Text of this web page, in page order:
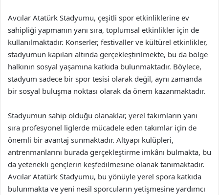
Avcılar Atatürk Stadyumu, çeşitli spor etkinliklerine ev
sahipliği yapmanın yanı sıra, toplumsal etkinlikler için de
kullanılmaktadır. Konserler, festivaller ve kültürel etkinlikler,
stadyumun kapıları altında gerçekleştirilmekte, bu da bölge
halkının sosyal yaşamına katkıda bulunmaktadır. Böylece,
stadyum sadece bir spor tesisi olarak değil, aynı zamanda
bir sosyal buluşma noktası olarak da önem kazanmaktadır.
Stadyumun sahip olduğu olanaklar, yerel takımların yanı
sıra profesyonel liglerde mücadele eden takımlar için de
önemli bir avantaj sunmaktadır. Altyapı kulüpleri,
antrenmanlarını burada gerçekleştirme imkânı bulmakta, bu
da yetenekli gençlerin keşfedilmesine olanak tanımaktadır.
Avcılar Atatürk Stadyumu, bu yönüyle yerel spora katkıda
bulunmakta ve yeni nesil sporcuların yetişmesine yardımcı